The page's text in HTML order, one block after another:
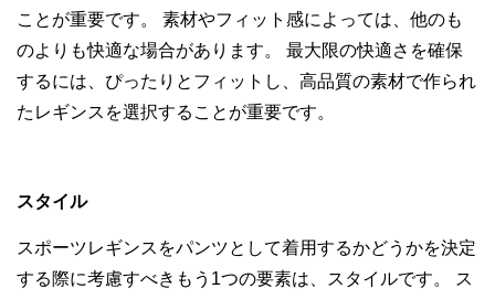
ことが重要です。 素材やフィット感によっては、他のも
のよりも快適な場合があります。 最大限の快適さを確保
するには、ぴったりとフィットし、高品質の素材で作られ
たレギンスを選択することが重要です。
スタイル
スポーツレギンスをパンツとして着用するかどうかを決定
する際に考慮すべきもう1つの要素は、スタイルです。 ス